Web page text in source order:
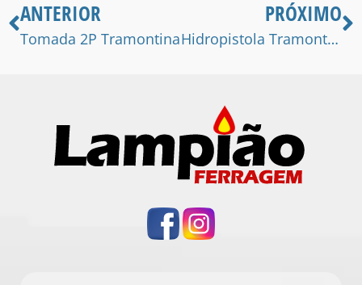
ANTERIOR
Tomada 2P Tramontina
PRÓXIMO
Hidropistola Tramontina